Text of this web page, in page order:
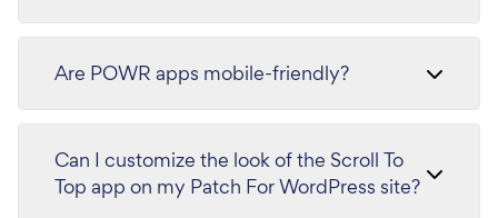
Are POWR apps mobile-friendly?
Can I customize the look of the Scroll To
Top app on my Patch For WordPress site?